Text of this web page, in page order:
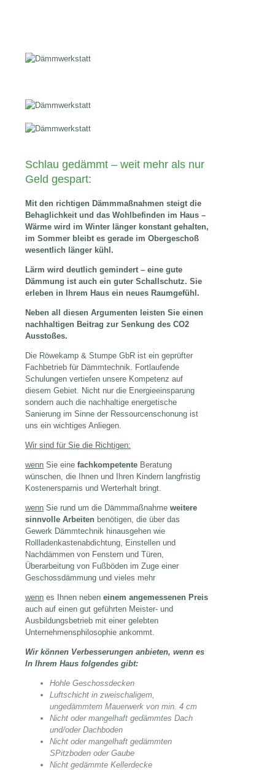
Schlau gedämmt – weit mehr als nur
Geld gespart:
Mit den richtigen Dämmmaßnahmen steigt die
Behaglichkeit und das Wohlbefinden im Haus –
Wärme wird im Winter länger konstant gehalten,
im Sommer bleibt es gerade im Obergeschoß
wesentlich länger kühl.
Lärm wird deutlich gemindert – eine gute
Dämmung ist auch ein guter Schallschutz. Sie
erleben in Ihrem Haus ein neues Raumgefühl.
Neben all diesen Argumenten leisten Sie einen
nachhaltigen Beitrag zur Senkung des CO2
Ausstoßes.
Die Röwekamp & Stumpe GbR ist ein geprüfter
Fachbetrieb für Dämmtechnik. Fortlaufende
Schulungen vertiefen unsere Kompetenz auf
diesem Gebiet. Nicht nur die Energieeinsparung
sondern auch die nachhaltige energetische
Sanierung im Sinne der Ressourcenschonung ist
uns ein wichtiges Anliegen.
Wir sind für Sie die Richtigen:
wenn Sie eine fachkompetente Beratung
wünschen, die Ihnen und Ihren Kindern langfristig
Kostenersparnis und Werterhalt bringt.
wenn Sie rund um die Dämmmaßnahme weitere
sinnvolle Arbeiten benötigen, die über das
Gewerk Dämmtechnik hinausgehen wie
Rollladenkastenabdichtung, Einstellen und
Nachdämmen von Fenstern und Türen,
Überarbeitung von Fußböden im Zuge einer
Geschossdämmung und vieles mehr
wenn es Ihnen neben einem angemessenen Preis
auch auf einen gut geführten Meister- und
Ausbildungsbetrieb mit einer gelebten
Unternehmensphilosophie ankommt.
Wir können Verbesserungen anbieten, wenn es
In Ihrem Haus folgendes gibt:
Hohle Geschossdecken
Luftschicht in zweischaligem,
ungedämmtem Mauerwerk von min. 4 cm
Nicht oder mangelhaft gedämmtes Dach
und/oder Dachboden
Nicht oder mangelhaft gedämmten
SPitzboden oder Gaube
Nicht gedämmte Kellerdecke